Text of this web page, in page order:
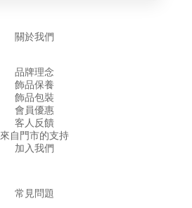
關於我們
品牌理念
飾品保養
飾品包裝
會員優惠
客人反饋
來自門市的支持
加入我們
常見問題